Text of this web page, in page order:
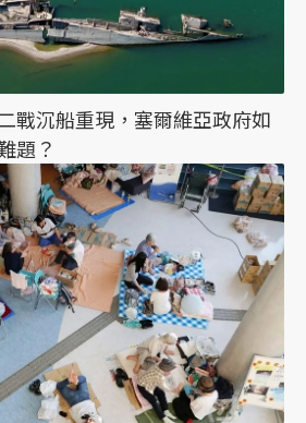
戰沉船重現，塞爾維亞政府如
題？